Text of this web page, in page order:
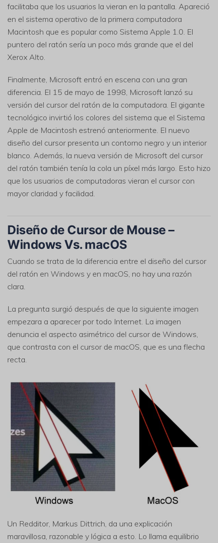
facilitaba que los usuarios la vieran en la pantalla. Apareció
en el sistema operativo de la primera computadora
Macintosh que es popular como Sistema Apple 1.0. El
puntero del ratón sería un poco más grande que el del
Xerox Alto.
Finalmente, Microsoft entró en escena con una gran
diferencia. El 15 de mayo de 1998, Microsoft lanzó su
versión del cursor del ratón de la computadora. El gigante
tecnológico invirtió los colores del sistema que el Sistema
Apple de Macintosh estrenó anteriormente. El nuevo
diseño del cursor presenta un contorno negro y un interior
blanco. Además, la nueva versión de Microsoft del cursor
del ratón también tenía la cola un píxel más largo. Esto hizo
que los usuarios de computadoras vieran el cursor con
mayor claridad y facilidad.
Diseño de Cursor de Mouse –
Windows Vs. macOS
Cuando se trata de la diferencia entre el diseño del cursor
del ratón en Windows y en macOS, no hay una razón
clara.
La pregunta surgió después de que la siguiente imagen
empezara a aparecer por todo Internet. La imagen
denuncia el aspecto asimétrico del cursor de Windows,
que contrasta con el cursor de macOS, que es una flecha
recta.
Un Redditor, Markus Dittrich, da una explicación
maravillosa, razonable y lógica a esto. Lo llama equilibrio